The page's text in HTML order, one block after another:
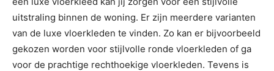
uitstraling binnen de woning. Er zijn meerdere varianten
van de luxe vloerkleden te vinden. Zo kan er bijvoorbeeld
gekozen worden voor stijlvolle ronde vloerkleden of ga
voor de prachtige rechthoekige vloerkleden. Tevens is